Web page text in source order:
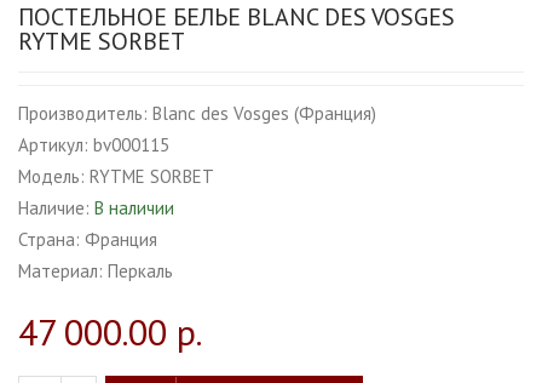
ПОСТЕЛЬНОЕ БЕЛЬЕ BLANC DES VOSGES
RYTME SORBET
Производитель: Blanc des Vosges (Франция)
Артикул: bv000115
Модель: RYTME SORBET
Наличие: В наличии
Страна: Франция
Материал: Перкаль
47 000.00 р.